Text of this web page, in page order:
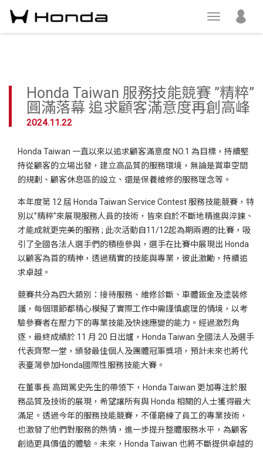
Honda Taiwan 服務技能競賽 ”精粹”
圓滿落幕 追求顧客滿意度再創高峰
2024.11.22
Honda Taiwan 一直以來以追求顧客滿意度 NO.1 為目標，持續堅
持從顧客的立場出發，建立高品質的服務環境，無論是賞車空間
的規劃、顧客休息區的設立、還是保養維修的服務理念等。
本年度第 12 屆 Honda Taiwan Service Contest 服務技能競賽，特
別以”精粹”來展現服務人員的技術，皆來自於不斷地精進與淬鍊、
才能成就更完美的服務 ; 此次活動自11/12起為期兩週的比賽，吸
引了全國各法人選手們的積極參與，選手在比賽中展現出 Honda
以顧客為首的精神，透過精實的技能與專業，彼此激勵，持續追
求卓越。
競賽共分為四大類別：接待服務、維修診斷、車體鈑金及塗裝修
護，每個環節都精心模擬了實際工作中需謹慎處理的情境，以考
驗參賽者在壓力下的專業技能及快速應變的能力。經過激烈角
逐，最終成績於 11 月 20 日出爐，Honda Taiwan 全國法人及選手
代表齊聚一堂，頒發最佳個人及團體冠軍獎項，預計未來也將代
表臺灣參加Honda國際性服務技能大賽。
在董事長 高岡篤史先生的帶領下，Honda Taiwan 更加專注於服
務品質及技術的展現，希望讓所有與 Honda 相關的人士獲得最大
滿足。透過今年的服務技能競賽，不僅磨練了員工的專業技術，
也激發了他們對服務的熱情，進一步提升整體服務水平，為顧客
創造更具價值的體驗。未來，Honda Taiwan 也將不斷提供卓越的